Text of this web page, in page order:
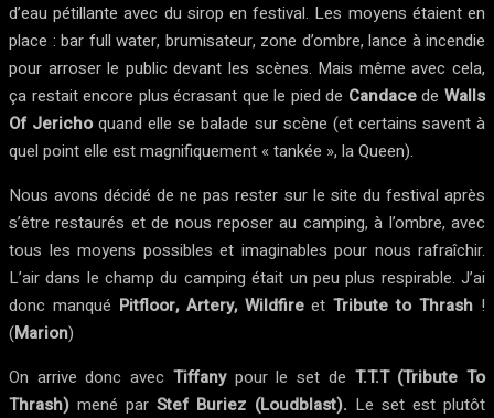
d’eau pétillante avec du sirop en festival. Les moyens étaient en
place : bar full water, brumisateur, zone d’ombre, lance à incendie
pour arroser le public devant les scènes. Mais même avec cela,
ça restait encore plus écrasant que le pied de CandacedeWalls
Of Jerichoquand elle se balade sur scène (et certains savent à
quel point elle est magnifiquement « tankée », la Queen).
Nous avons décidé de ne pas rester sur le site du festival après
s’être restaurés et de nous reposer au camping, à l’ombre, avec
tous les moyens possibles et imaginables pour nous rafraîchir.
L’air dans le champ du camping était un peu plus respirable. J’ai
donc manqué Pitfloor, Artery, WildfireetTribute to Thrash !
(Marion)
On arrive donc avec Tiffanypour le set de T.T.T (Tribute To
Thrash) mené parStef Buriez (Loudblast). Le set est plutôt